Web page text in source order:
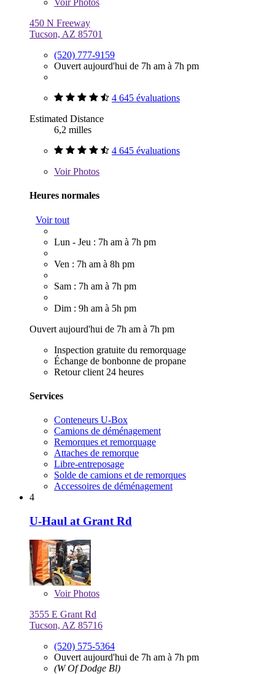
VoirPhotos
450 N Freeway
Tucson, AZ 85701
(520) 777-9159
Ouvert aujourd'hui de 7h am à 7h pm
4 645 évaluations
Estimated Distance
6,2 milles
4 645 évaluations
VoirPhotos
Heures normales
Voir tout
Lun - Jeu : 7h am à 7h pm
Ven : 7h am à 8h pm
Sam : 7h am à 7h pm
Dim : 9h am à 5h pm
Ouvert aujourd'hui de 7h am à 7h pm
Inspection gratuite du remorquage
Échange de bonbonne de propane
Retour client 24 heures
Services
Conteneurs U-Box
Camions de déménagement
Remorques et remorquage
Attaches de remorque
Libre-entreposage
Solde de camions et de remorques
Accessoires de déménagement
4
U-Haul at Grant Rd
VoirPhotos
3555 E Grant Rd
Tucson, AZ 85716
(520) 575-5364
Ouvert aujourd'hui de 7h am à 7h pm
(W Of Dodge Bl)